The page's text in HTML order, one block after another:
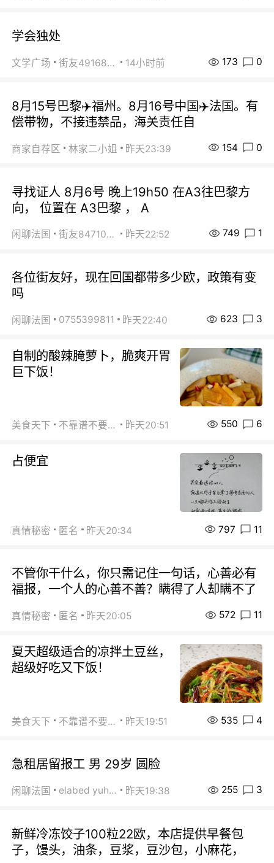
学会独处
文学广场 街友49168527 14小时前 173 0
8月15号巴黎✈️福州。8月16号中国✈️法国。有
偿带物，不接违禁品，海关责任自
商家自荐区 林家二小姐 昨天23:39 154 0
寻找证人 8月6号 晚上19h50 在A3往巴黎方
向， 位置在 A3巴黎 ， A
闲聊法国 街友84710671 昨天22:52 749 1
各位街友好，现在回国都带多少欧，政策有变
吗
闲聊法国 0755399811 昨天22:40 623 3
自制的酸辣腌萝卜，脆爽开胃
巨下饭！
美食天下 不靠谱不要联系 昨天20:51 550 6
占便宜
真情秘密 匿名 昨天20:34 797 11
不管你干什么，你只需记住一句话，心善必有
福报，一个人的心善不善？瞒得了人却瞒不了
真情秘密 匿名 昨天20:05 572 11
夏天超级适合的凉拌土豆丝，
超级好吃又下饭！
美食天下 不靠谱不要联系 昨天19:51 535 4
急租居留报工 男 29岁 圆脸
闲聊法国 elabed yuhua 昨天19:38 255 3
新鲜冷冻饺子100粒22欧，本店提供早餐包
子，馒头，油条，豆浆，豆沙包，小麻花，